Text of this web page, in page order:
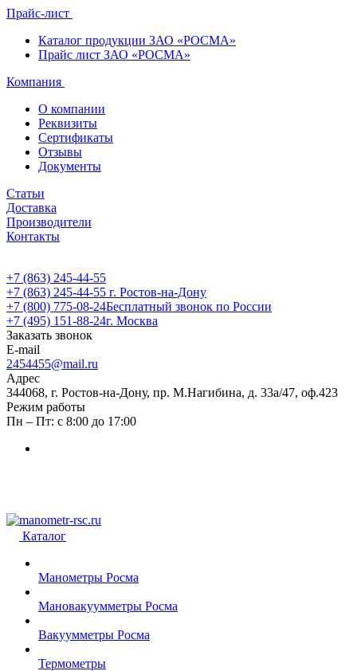
Прайс-лист
Каталог продукции ЗАО «РОСМА»
Прайс лист ЗАО «РОСМА»
Компания
О компании
Реквизиты
Сертификаты
Отзывы
Документы
Статьи
Доставка
Производители
Контакты
+7 (863) 245-44-55
+7 (863) 245-44-55 г. Ростов-на-Дону
+7 (800) 775-08-24Бесплатный звонок по России
+7 (495) 151-88-24г. Москва
Заказать звонок
E-mail
2454455@mail.ru
Адрес
344068, г. Ростов-на-Дону, пр. М.Нагибина, д. 33а/47, оф.423
Режим работы
Пн – Пт: с 8:00 до 17:00
Каталог
Манометры Росма
Мановакуумметры Росма
Вакуумметры Росма
Термометры